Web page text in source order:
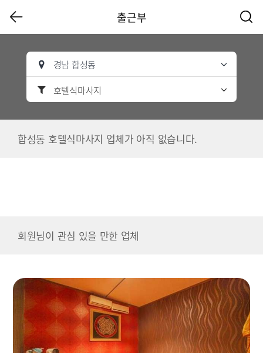
출근부
경남 합성동
호텔식마사지
합성동 호텔식마사지 업체가 아직 없습니다.
회원님이 관심 있을 만한 업체